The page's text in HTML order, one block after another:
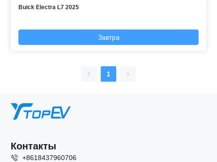
Buick Electra L7 2025
Завтра
1
Контакты
+8618437960706